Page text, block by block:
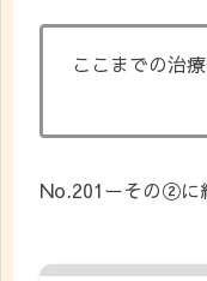
ここまでの治
No.201ーその②に